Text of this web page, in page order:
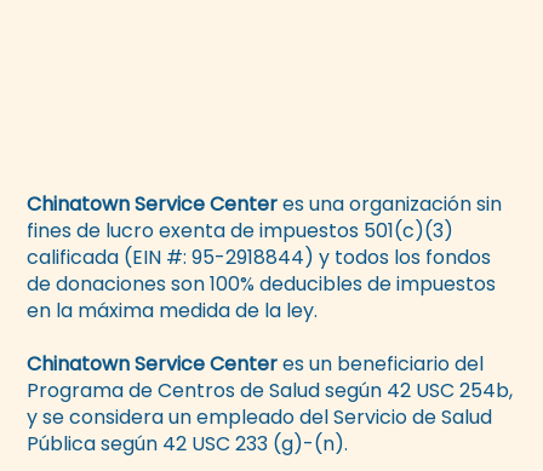
Chinatown Service Centeres una organización sin
fines de lucro exenta de impuestos 501(c)(3)
calificada (EIN #: 95-2918844) y todos los fondos
de donaciones son 100% deducibles de impuestos
en la máxima medida de la ley.
Chinatown Service Centeres un beneficiario del
Programa de Centros de Salud según 42 USC 254b,
y se considera un empleado del Servicio de Salud
Pública según 42 USC 233 (g)-(n).